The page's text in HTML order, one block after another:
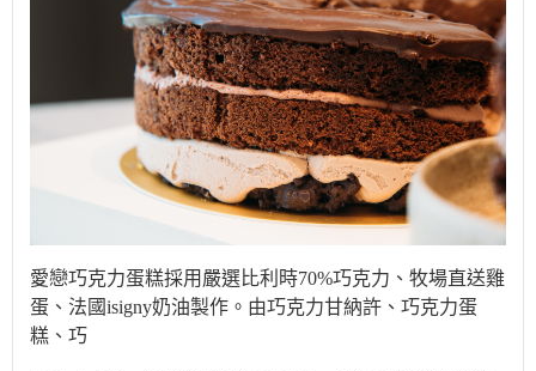
愛戀巧克力蛋糕採用嚴選比利時70%巧克力、牧場直送雞
蛋、法國isigny奶油製作。由巧克力甘納許、巧克力蛋
糕、巧